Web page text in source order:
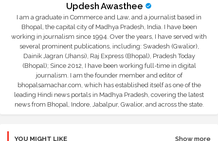
Updesh Awasthee
I am a graduate in Commerce and Law, and a journalist based in
Bhopal, the capital city of Madhya Pradesh, India. I have been
working in journalism since 1994. Over the years, I have served with
several prominent publications, including: Swadesh (Gwalior),
Dainik Jagran (Jhansi), Raj Express (Bhopal), Pradesh Today
(Bhopal); Since 2012, I have been working full-time in digital
journalism. I am the founder member and editor of
bhopalsamachar.com, which has established itself as one of the
leading Hindi news portals in Madhya Pradesh, covering the latest
news from Bhopal, Indore, Jabalpur, Gwalior, and across the state.
YOU MIGHT LIKE Show more